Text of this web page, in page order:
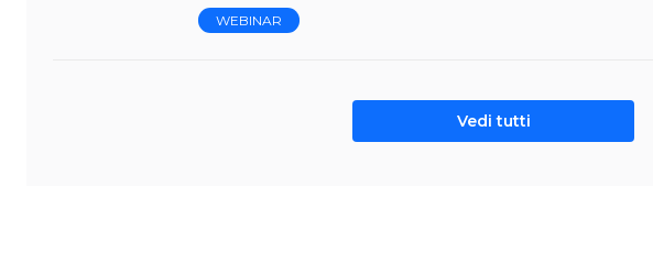
WEBINAR
Vedi tutti